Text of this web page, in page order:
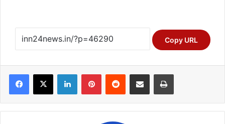
Copy URL
Facebook
X LinkedInPinterestReddit Share via Email Print